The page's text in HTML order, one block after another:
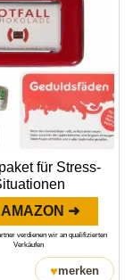
für Stress-
➜
verdienen wir an qualifizierten
Verkäufen
♥merken